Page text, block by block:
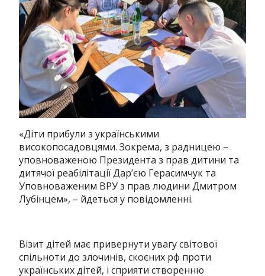
«Діти прибули з українськими
високопосадовцями. Зокрема, з радницею –
уповноваженою Президента з прав дитини та
дитячої реабілітації Дар’єю Герасимчук та
Уповноваженим ВРУ з прав людини Дмитром
Лубінцем», – йдеться у повідомленні.
Візит дітей має привернути увагу світової
спільноти до злочинів, скоєних рф проти
українських дітей, і сприяти створенню